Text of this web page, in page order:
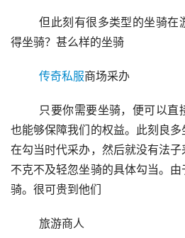
	但此刻有很多类型的坐骑在游戏中。我们如何才能获
得坐骑？甚么样的坐骑
传奇私服商场采办
也能够保障我们的权益。此刻良
在勾当时代采办，然后就没有法
不克不及轻忽坐骑的具体勾当。
骑。很可贵到他们
	旅游商人